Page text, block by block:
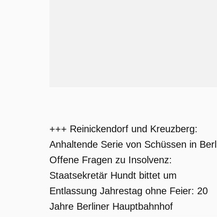
+++ Reinickendorf und Kreuzberg:
Anhaltende Serie von Schüssen in
Offene Fragen zu Insolvenz:
Staatsekretär Hundt bittet um
Entlassung Jahrestag ohne Feier: 20
Jahre Berliner Hauptbahnhof